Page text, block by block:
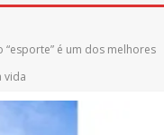
é um dos melhores
vida